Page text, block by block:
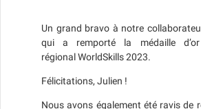
Un grand bravo à notre
qui a remporté la médaille
régionalWorldSkills2023.
Félicitations, Julien !
Nous avons également été ravis de